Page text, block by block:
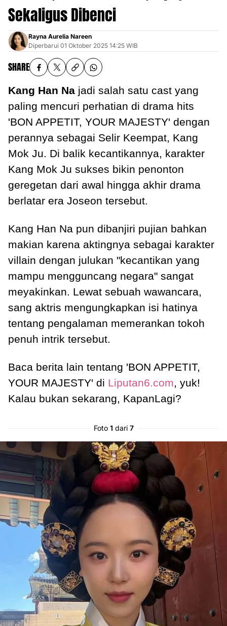
Sekaligus Dibenci
Rayna Aurelia Nareen
Diperbarui 01 Oktober 2025 14:25 WIB
SHARE
Kang Han Na jadi salah satu cast yang
paling mencuri perhatian di drama hits
'BON APPETIT, YOUR MAJESTY' dengan
perannya sebagai Selir Keempat, Kang
Mok Ju. Di balik kecantikannya, karakter
Kang Mok Ju sukses bikin penonton
geregetan dari awal hingga akhir drama
berlatar era Joseon tersebut.
Kang Han Na pun dibanjiri pujian bahkan
makian karena aktingnya sebagai karakter
villain dengan julukan "kecantikan yang
mampu mengguncang negara" sangat
meyakinkan. Lewat sebuah wawancara,
sang aktris mengungkapkan isi hatinya
tentang pengalaman memerankan tokoh
penuh intrik tersebut.
Baca berita lain tentang 'BON APPETIT,
YOUR MAJESTY' di Liputan6.com, yuk!
Kalau bukan sekarang, KapanLagi?
Foto 1 dari 7